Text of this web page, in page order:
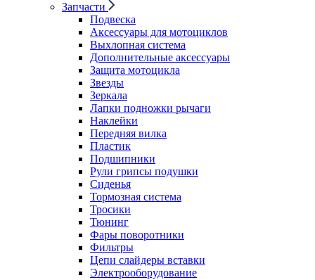
Запчасти
Подвеска
Аксессуары для мотоциклов
Выхлопная система
Дополнительные аксессуары
Защита мотоцикла
Звезды
Зеркала
Лапки подножки рычаги
Наклейки
Передняя вилка
Пластик
Подшипники
Рули грипсы подушки
Сиденья
Тормозная система
Тросики
Тюнинг
Фары поворотники
Фильтры
Цепи слайдеры вставки
Электрооборудование